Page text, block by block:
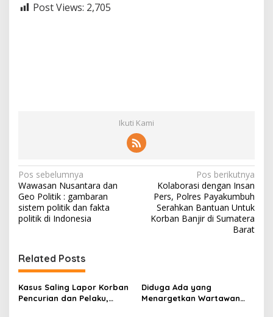
Post Views: 2,705
Ikuti Kami
N
a
v
i
a
s
i
Pos sebelumnya
Wawasan Nusantara dan
Geo Politik : gambaran
sistem politik dan fakta
politik di Indonesia
Pos berikutnya
Kolaborasi dengan Insan
Pers, Polres Payakumbuh
Serahkan Bantuan Untuk
Korban Banjir di Sumatera
Barat
Related Posts
Kasus Saling Lapor Korban
Pencurian dan Pelaku,
Diduga Ada yang
Menargetkan Wartawan